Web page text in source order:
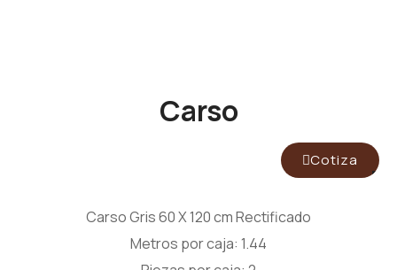
Carso
Cotiza
Carso Gris 60 X 120 cm Rectificado
Metros por caja: 1.44